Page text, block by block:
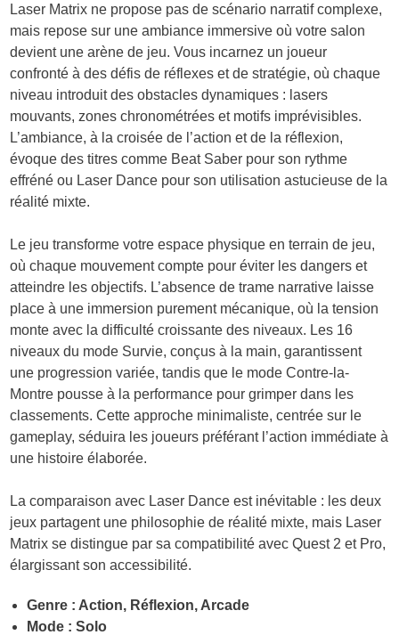
Laser Matrix ne propose pas de scénario narratif complexe,
mais repose sur une ambiance immersive où votre salon
devient une arène de jeu. Vous incarnez un joueur
confronté à des défis de réflexes et de stratégie, où chaque
niveau introduit des obstacles dynamiques : lasers
mouvants, zones chronométrées et motifs imprévisibles.
L’ambiance, à la croisée de l’action et de la réflexion,
évoque des titres comme Beat Saber pour son rythme
effréné ou Laser Dance pour son utilisation astucieuse de la
réalité mixte.
Le jeu transforme votre espace physique en terrain de jeu,
où chaque mouvement compte pour éviter les dangers et
atteindre les objectifs. L’absence de trame narrative laisse
place à une immersion purement mécanique, où la tension
monte avec la difficulté croissante des niveaux. Les 16
niveaux du mode Survie, conçus à la main, garantissent
une progression variée, tandis que le mode Contre-la-
Montre pousse à la performance pour grimper dans les
classements. Cette approche minimaliste, centrée sur le
gameplay, séduira les joueurs préférant l’action immédiate à
une histoire élaborée.
La comparaison avec Laser Dance est inévitable : les deux
jeux partagent une philosophie de réalité mixte, mais Laser
Matrix se distingue par sa compatibilité avec Quest 2 et Pro,
élargissant son accessibilité.
Genre : Action, Réflexion, Arcade
Mode : Solo